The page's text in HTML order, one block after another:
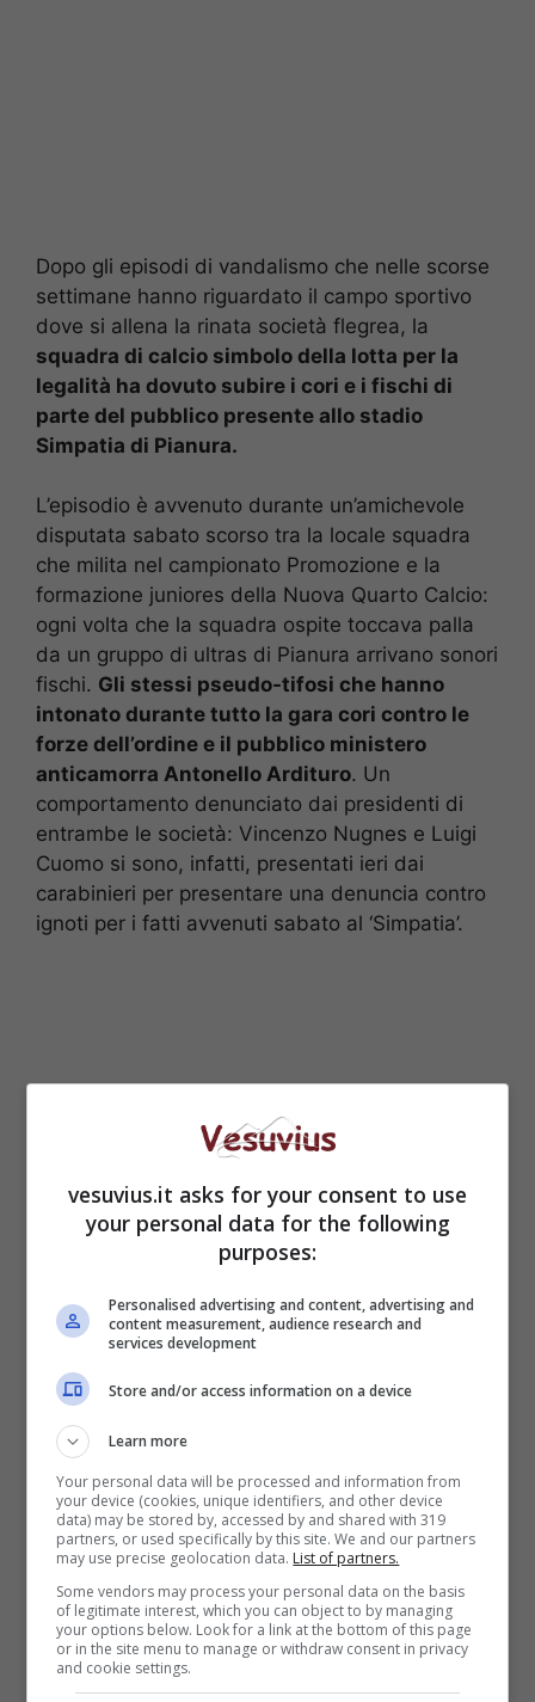
Dopo gli episodi di vandalismo che nelle scorse
settimane hanno riguardato il campo sportivo
dove si allena la rinata società flegrea, la
squadra di calcio simbolo della lotta per la
legalità ha dovuto subire i cori e i fischi di
parte del pubblico presente allo stadio
Simpatia di Pianura.
L’episodio è avvenuto durante un’amichevole
disputata sabato scorso tra la locale squadra
che milita nel campionato Promozione e la
formazione juniores della Nuova Quarto Calcio:
ogni volta che la squadra ospite toccava palla
da un gruppo di ultras di Pianura arrivano sonori
fischi. Gli stessi pseudo-tifosi che hanno
intonato durante tutto la gara cori contro le
forze dell’ordine e il pubblico ministero
anticamorra Antonello Ardituro. Un
comportamento denunciato dai presidenti di
entrambe le società: Vincenzo Nugnes e Luigi
Cuomo si sono, infatti, presentati ieri dai
carabinieri per presentare una denuncia contro
ignoti per i fatti avvenuti sabato al ‘Simpatia’.
Il presidente della Boys Pianurese, insieme a
quello della Nuova Quarto per la legalità, a
Maurizio Lezzi, presidente della Municipalità
Pianura-Soccavo e a Giorgio Baiano, presidente
dell’associazione antiracket Pianura per la
Legalità, hanno poi diffuso una nota in cui
rimarcano come Pianura sia “il quartiere dove è
nata 10 anni fa la prima associazione
antiracket” e dove “da anni vive un senso di
collaborazione con le forze dell’ordine e la
magistratura molto forte anche se permangono
frange di giovinastri che si spacciano per tifosi
ultras manovrati per contrastare la Legalità, lo
sport sano e civile”. Nella note si afferma inoltre
vesuvius.it asks for your consent to use
your personal data for the following
purposes:
Personalised advertising and content, advertising and
content measurement, audience research and
services development
Store and/or access information on a device
Learn more
Your personal data will be processed and information from
your device (cookies, unique identifiers, and other device
data) may be stored by, accessed by and shared with 319
partners, or used specifically by this site. We and our partners
may use precise geolocation data. List of partners.
Some vendors may process your personal data on the basis
of legitimate interest, which you can object to by managing
your options below. Look for a link at the bottom of this page
or in the site menu to manage or withdraw consent in privacy
and cookie settings.